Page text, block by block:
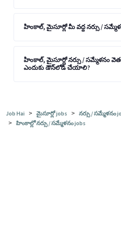
హింకాల్, మైసూర్లో మీ వద్ద నర్సు /
హింకాల్, మైసూర్లో నర్సు / సమ్మేళనం
ఎందుకు డౌన్‌లోడ్ చేయాలి?
Job Hai > మైసూర్లో jobs > నర్సు / సమ్మేళనం
> హింకాల్లో నర్సు / సమ్మేళనం jobs